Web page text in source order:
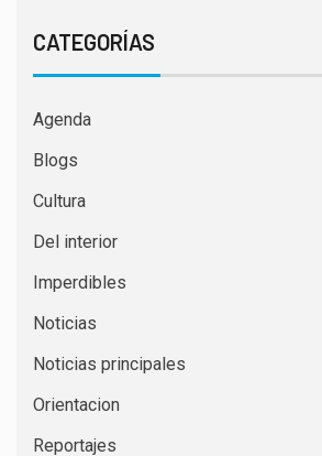
CATEGORÍAS
Agenda
Blogs
Cultura
Del interior
Imperdibles
Noticias
Noticias principales
Orientacion
Reportajes